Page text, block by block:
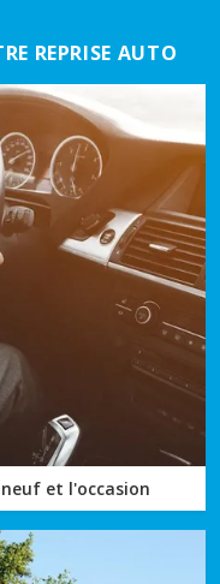
REPRISE AUTO
et l'occasion